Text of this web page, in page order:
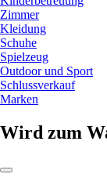
Zimmer
Kleidung
Schuhe
Spielzeug
Outdoor und Sport
Schlussverkauf
Marken
Wird zum